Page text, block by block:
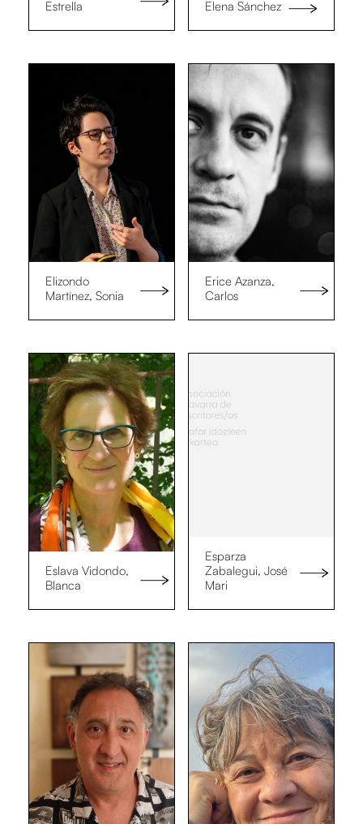
Estrella
Elena Sánchez
Elizondo
Martínez, Sonia
Erice Azanza,
Carlos
Eslava Vidondo,
Blanca
Esparza
Zabalegui, José
Mari